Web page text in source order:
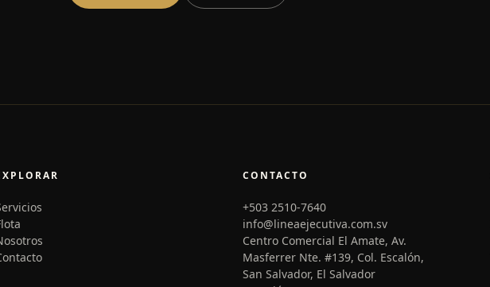
CONTACTO
+503 2510-7640
info@lineaejecutiva.com.sv
Centro Comercial El Amate, Av.
Masferrer Nte. #139, Col. Escalón,
San Salvador, El Salvador